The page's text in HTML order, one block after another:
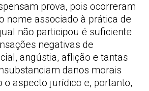
prova, pois ocorreram
nome associado à prática de
não participou é suficiente
negativas de
angústia, aflição e tantas
danos morais
o aspecto jurídico e, portanto,